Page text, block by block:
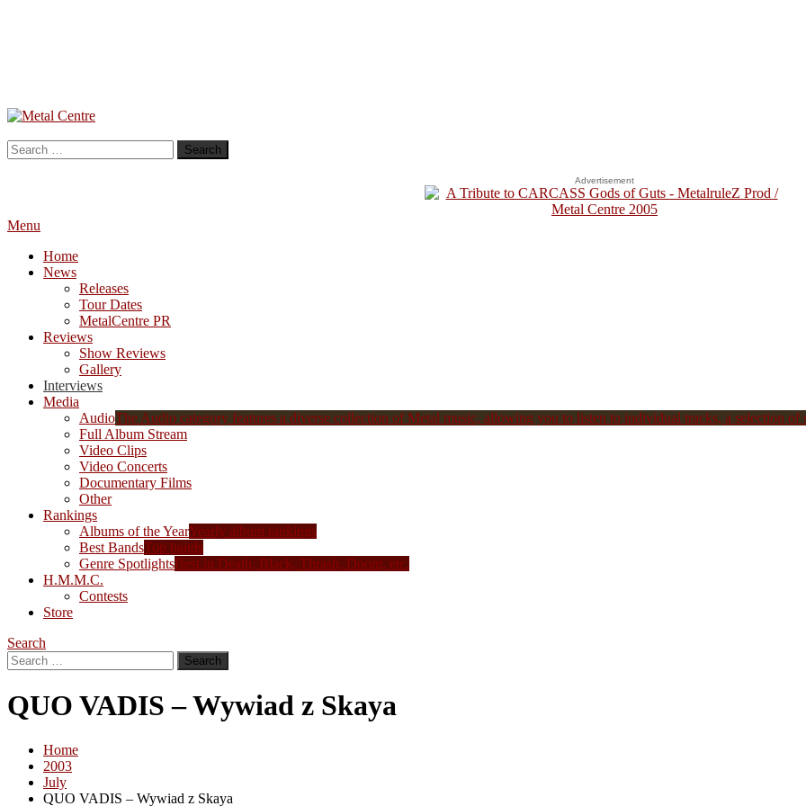
Skip
Content
Metal Centre
Mailorder & Webzine
Search
for:
Advertisement
Menu
Home
News
Releases
Tour Dates
MetalCentre PR
Reviews
Show Reviews
Gallery
Interviews
Media
AudioThe Audio category features a diverse collection of Metal music, allowing you to listen to individual tracks, a selection of
Full Album Stream
Video Clips
Video Concerts
Documentary Films
Other
Rankings
Albums of the YearYearly album rankings
Best BandsTop bands
Genre SpotlightsBest in Death, Black, Thrash, Doom, etc.
H.M.M.C.
Contests
Store
Search
Search
for:
QUO VADIS – Wywiad z Skaya
Home
2003
July
QUO VADIS – Wywiad z Skaya